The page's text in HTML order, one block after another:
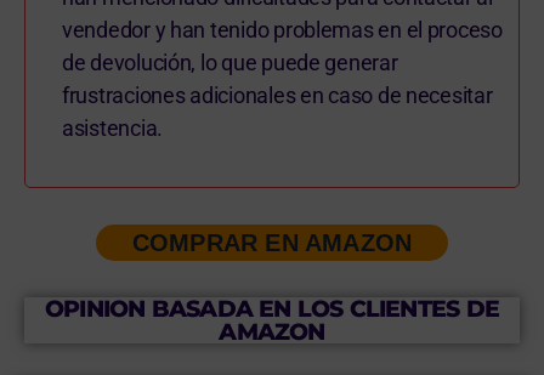
vendedor y han tenido problemas en el proceso
de devolución, lo que puede generar
frustraciones adicionales en caso de necesitar
asistencia.
COMPRAR EN AMAZON
OPINION BASADA EN LOS CLIENTES DE
AMAZON